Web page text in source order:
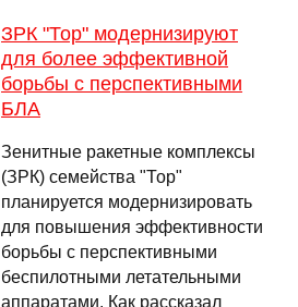
ЗРК "Тор" модернизируют
для более эффективной
борьбы с перспективными
БЛА
Зенитные ракетные комплексы
(ЗРК) семейства "Тор"
планируется модернизировать
для повышения эффективности
борьбы с перспективными
беспилотными летательными
аппаратами. Как рассказал